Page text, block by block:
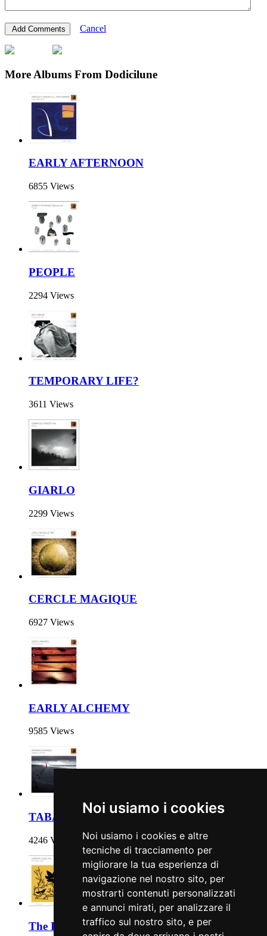
Noi usiamo i cookies
Noi usiamo i cookies e altre
tecniche di tracciamento per
migliorare la tua esperienza di
navigazione nel nostro sito, per
mostrarti contenuti personalizzati
e annunci mirati, per analizzare il
traffico sul nostro sito, e per
Cancel
More Albums From Dodicilune
EARLY AFTERNOON
6855 Views
PEOPLE
2294 Views
TEMPORARY LIFE?
3611 Views
GIARLO
2299 Views
CERCLE MAGIQUE
6927 Views
EARLY ALCHEMY
9585 Views
TABACO Y AZÚCAR
4246 Views
The Door Ajar